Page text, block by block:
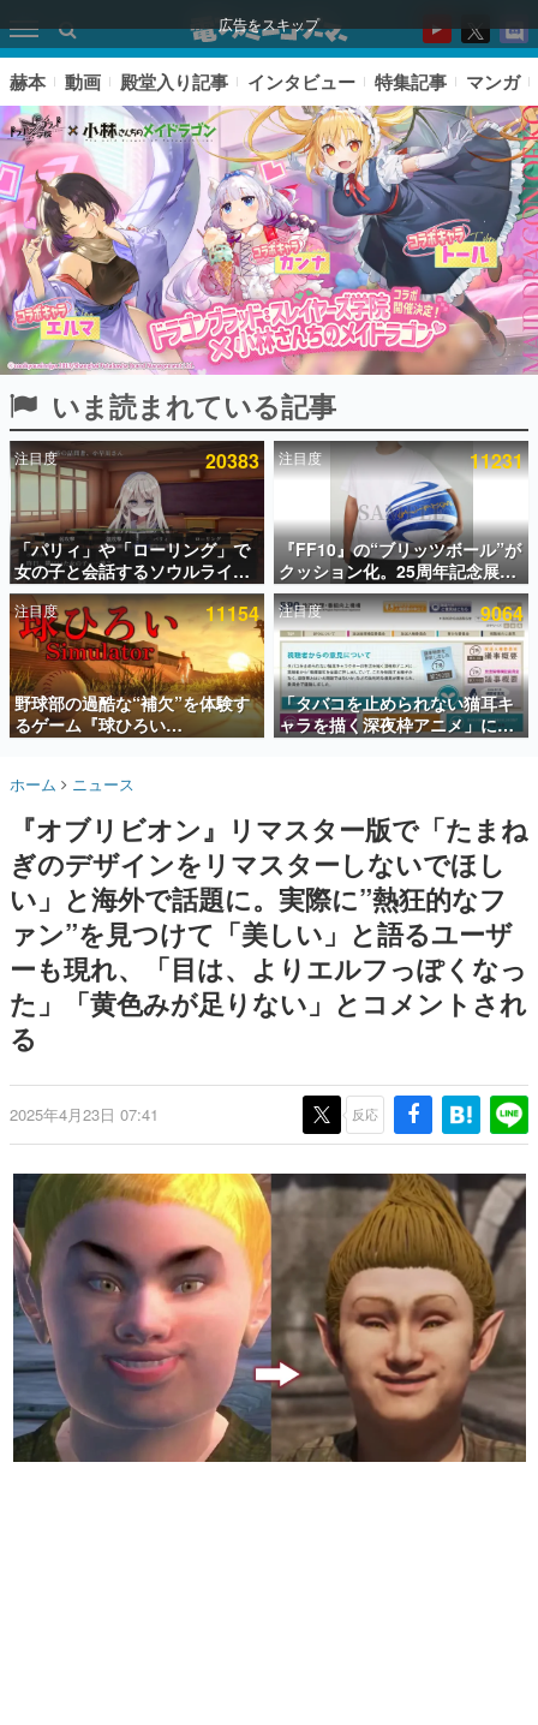
広告をスキップ
ピックアップ
電ファミのいま読まれている記事ランキング
アプリセール情報
インタビュー
連載・特集一覧
殿堂入り記事
SNS拡散数が数千以上！ ページビュー数万以上！ などな
ど。多くの人々に読まれた、電ファミ渾身の“殿堂入り”記
事をまとめました。
名作ゲームクリエイターの方々に製作時のエピソードをお
きます。
赫本
この物語を解いてはいけない。『赫本』は、〈試験問題〉
の形をした短編ホラー小説集です。
新世代に訊く
これからのデジタルゲーム市場を担う若きクリエイター達
の姿を追い、彼らのルーツと情熱を探っていきます。
日本のコンテンツ産業やカルチャーに与えた影響を探る企
画です。
日本のモバイルゲーム史における主要なトピック・タイト
ルを網羅するほか、開発者へのインタビューや識者による
解説を掲載。約20年の歴史が一望できる決定版！
若ゲのいたり〜ゲームクリエイターの青春〜
『うつヌケ』『ペンと箸』等で知られるマンガ家・田中圭
一先生によるゲーム業界レポートマンガです。
なんでゲームは面白い？
ゲーム開発者・hamatsu氏がゲームの魅力を画面や操作の
具体的な形から解き明かしていく、硬派で骨太な評論連載
ゲームが変えた日本語
「経験値」「裏技」「ラスボス」… ゲームにまつわる言葉
赫本 動画 殿堂入り記事 インタビュー 特集記事 マンガ
いま読まれている記事
注目度 20383
「パリィ」や「ローリング」で
女の子と会話するソウルライク
恋愛ゲーム『小早川さんはソウ
ルライク』無料公開。返事に失
敗すると「YOU DIED」
注目度 11231
『FF10』の“ブリッツボール”が
クッション化。25周年記念展
「FINAL FANTASY X
MUSEUM-幻光の記憶-」のグッ
ズ情報が一部公開
注目度 11154
野球部の過酷な“補欠”を体験す
るゲーム『球ひろい
Simulator』が「1件」のウィッ
対応しSNSで話題に。『キング
ダム・カム』開発元やチェコの
プロ野球選手から称賛の声
注目度 9064
「タバコを止められない猫耳キ
ャラを描く深夜枠アニメ」に視
聴者の一部から批判意見。違法
ホーム ニュース
『オブリビオン』リマスター版で「たまね
ぎのデザインをリマスターしないでほし
い」と海外で話題に。実際に”熱狂的なフ
ァン”を見つけて「美しい」と語るユーザ
ーも現れ、「目は、よりエルフっぽくなっ
た」「黄色みが足りない」とコメントされ
る
2025年4月23日 07:41 反応